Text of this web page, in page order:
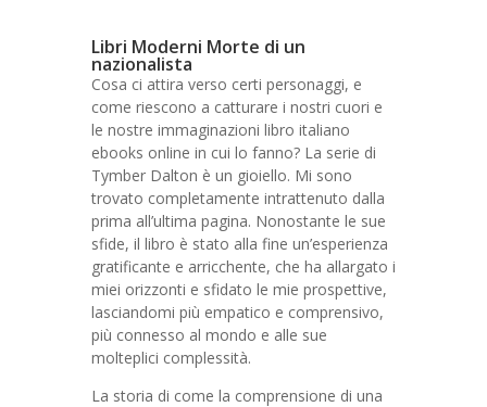
Libri Moderni Morte di un
nazionalista
Cosa ci attira verso certi personaggi, e
come riescono a catturare i nostri cuori e
le nostre immaginazioni libro italiano
ebooks online in cui lo fanno? La serie di
Tymber Dalton è un gioiello. Mi sono
trovato completamente intrattenuto dalla
prima all’ultima pagina. Nonostante le sue
sfide, il libro è stato alla fine un’esperienza
gratificante e arricchente, che ha allargato i
miei orizzonti e sfidato le mie prospettive,
lasciandomi più empatico e comprensivo,
più connesso al mondo e alle sue
molteplici complessità.
La storia di come la comprensione di una